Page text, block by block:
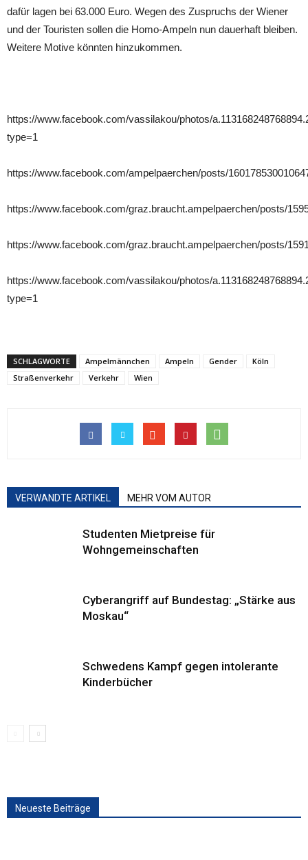
dafür lagen bei 63.000 Euro. Wegen des Zuspruchs der Wiener
und der Touristen sollen die Homo-Ampeln nun dauerhaft bleiben.
Weitere Motive könnten hinzukommen.
https://www.facebook.com/vassilakou/photos/
type=1
https://www.facebook.com/ampelpaerchen/posts/
https://www.facebook.com/graz.braucht.ampelpaerchen/posts/
https://www.facebook.com/graz.braucht.ampelpaerchen/posts/
https://www.facebook.com/vassilakou/photos/
type=1
SCHLAGWORTE Ampelmännchen Ampeln Gender
Köln
Straßenverkehr
Verkehr Wien
VERWANDTE ARTIKEL MEHR VOM AUTOR
Studenten Mietpreise für
Wohngemeinschaften
Cyberangriff auf Bundestag: „Stärke aus
Moskau“
Schwedens Kampf gegen intolerante
Kinderbücher
Neueste Beiträge